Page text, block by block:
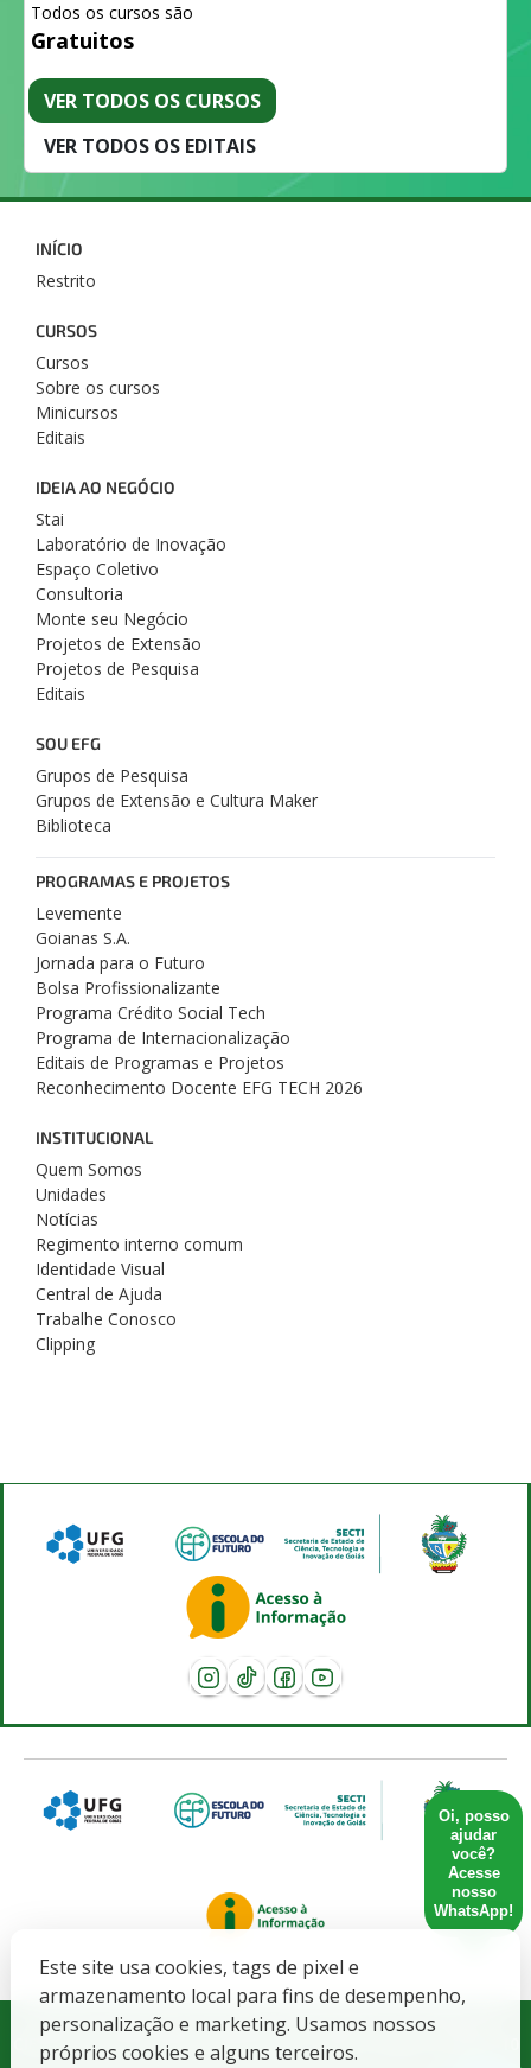
Todos os cursos são
Gratuitos
VER TODOS OS CURSOS
VER TODOS OS EDITAIS
Oi, posso
ajudar
você?
Acesse
nosso
WhatsApp!
Este site usa cookies, tags de pixel e
armazenamento local para fins de desempenho,
personalização e marketing. Usamos nossos
próprios cookies e alguns terceiros.
INÍCIO
Restrito
CURSOS
Cursos
Sobre os cursos
Minicursos
Editais
IDEIA AO NEGÓCIO
Stai
Laboratório de Inovação
Espaço Coletivo
Consultoria
Monte seu Negócio
Projetos de Extensão
Projetos de Pesquisa
Editais
SOU EFG
Grupos de Pesquisa
Grupos de Extensão e Cultura Maker
Biblioteca
PROGRAMAS E PROJETOS
Levemente
Goianas S.A.
Jornada para o Futuro
Bolsa Profissionalizante
Programa Crédito Social Tech
Programa de Internacionalização
Editais de Programas e Projetos
Reconhecimento Docente EFG TECH 2026
INSTITUCIONAL
Quem Somos
Unidades
Notícias
Regimento interno comum
Identidade Visual
Central de Ajuda
Trabalhe Conosco
Clipping
Governo do Estado de Goiás. SECRETARIA DE ESTADO DE
CIENCIA, TECNOLOGIA E INOVACAO - CNPJ: 21.652.711/0001-10